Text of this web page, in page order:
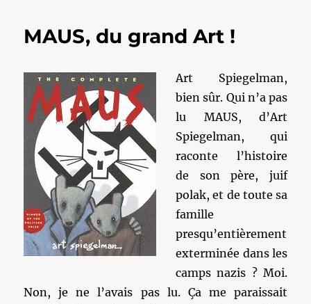
MAUS, du grand Art !
Art Spiegelman,
bien sûr. Qui n’a pas
lu MAUS, d’Art
Spiegelman, qui
raconte l’histoire
de son père, juif
polak, et de toute sa
famille
presqu’entièrement
exterminée dans les
camps nazis ? Moi.
Non, je ne l’avais pas lu. Ça me paraissait